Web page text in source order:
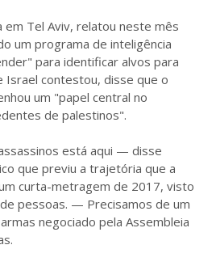
em Tel Aviv, relatou neste mês
um programa de inteligência
para identificar alvos para
Israel contestou, disse que o
um "papel central no
de palestinos".
está aqui — disse
que previu a trajetória que a
curta-metragem de 2017, visto
pessoas. — Precisamos de um
negociado pela Assembleia